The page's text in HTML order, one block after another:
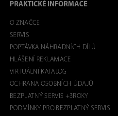
PRAKTICKÉ INFORMACE
O ZNAČCE
SERVIS
POPTÁVKA NÁHRADNÍCH DÍLŮ
HLÁŠENÍ REKLAMACE
VIRTUÁLNÍ KATALOG
OCHRANA OSOBNÍCH ÚDAJŮ
BEZPLATNÝ SERVIS +3ROKY
PODMÍNKY PRO BEZPLATNÝ SERVIS